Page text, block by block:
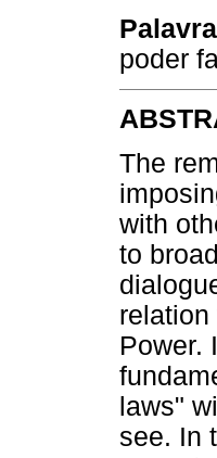
poder
The
with
to
Power.
laws"
see. In